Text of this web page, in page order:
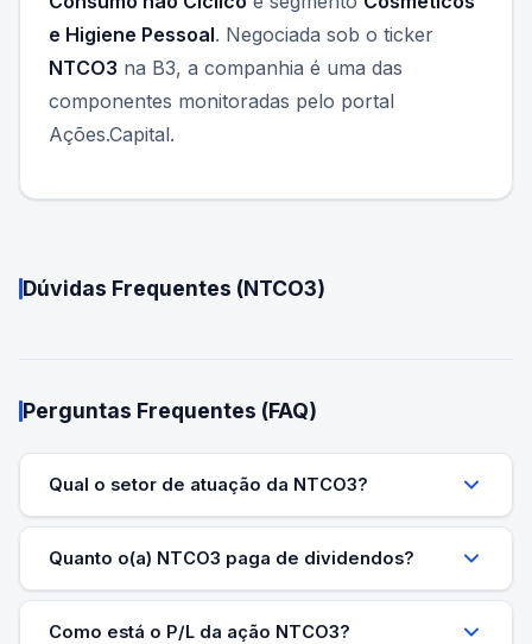
e Higiene Pessoal. Negociada sob o ticker
NTCO3 na B3, a companhia é uma das
componentes monitoradas pelo portal
Ações.Capital.
Dúvidas Frequentes (NTCO3)
Perguntas Frequentes (FAQ)
Qual o setor de atuação da NTCO3?
Quanto o(a) NTCO3 paga de dividendos?
Como está o P/L da ação NTCO3?